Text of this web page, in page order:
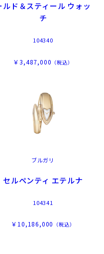
ルド＆スティール ウォッ
チ
104340
￥3,487,000 （税込）
ブルガリ
セルペンティ エテルナ
104341
￥10,186,000 （税込）